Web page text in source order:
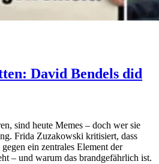
David Bendels did
sind heute Memes – doch wer sie
Frida Zuzakowski kritisiert, dass
ein zentrales Element der
– und warum das brandgefährlich ist.